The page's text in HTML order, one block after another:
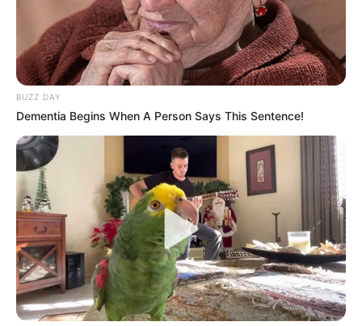
BUZZ DAY
Dementia Begins When A Person Says This Sentence!